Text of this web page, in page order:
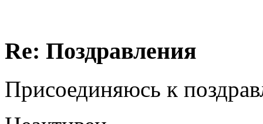
Re: Поздравления
Присоединяюсь к